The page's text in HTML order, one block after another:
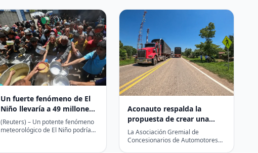
Un fuerte fenómeno de El
Niño llevaría a 49 millones
de personas al hambre
aguda, según el PMA
(Reuters) – Un potente fenómeno
meteorológico de El Niño podría
Aconauto respalda la
propuesta de crear una
entidad especializada en
transporte, separada de la
La Asociación Gremial de
Concesionarios de Automotores